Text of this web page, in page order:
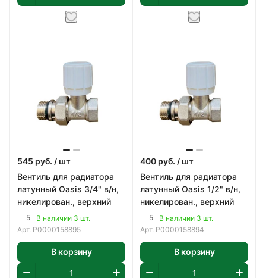
545 руб. / шт
Вентиль для радиатора
латунный Oasis 3/4" в/н,
никелирован., верхний
5
В наличии 3 шт.
Арт. Р0000158895
В корзину
400 руб. / шт
Вентиль для радиатора
латунный Oasis 1/2" в/н,
никелирован., верхний
5
В наличии 3 шт.
Арт. Р0000158894
В корзину